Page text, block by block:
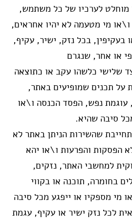
מוחלט לערכיו של כל משתמש,
מי מטעמה לא יהיו אחראים,
בעקיפין, בכל נזק, ישיר, עקיף,
או אחר, שנגרם
שלישי כלשהו עקב או כתוצאה
על תכנים שמופיעים באתר,
עוגמת נפש, הפסד הכנסה ו\או
סיבה שהיא.
שהשירות הניתן באתר לא
הפסקות והפרעות ו\או יהא
למחשבי האתר, נזקים,
בחומרה, תוכנה או בקווי
מי מספקיו או ייפגע מכל סיבה
לכל נזק ישיר או עקיף, עגמת